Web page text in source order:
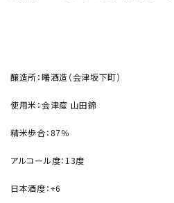
醸造所：曙酒造（会津坂下町）
使用米：会津産 山田錦
精米歩合：87％
アルコール度：13度
日本酒度：+6